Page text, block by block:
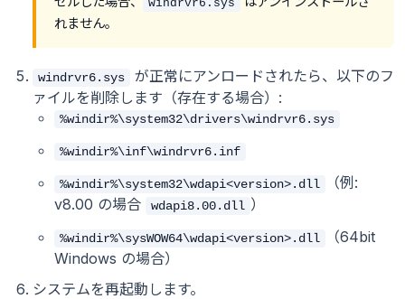
windrvr6.sys
れません。
windrvr6.sys
が正常にアンロードされたら、以下のフ
ァイルを削除します（存在する場合）:
%windir%\system32\drivers\windrvr6.sys
%windir%\inf\windrvr6.inf
%windir%\system32\wdapi<version>.dll
（例:
v8.00 の場合
wdapi8.00.dll ）
%windir%\sysWOW64\wdapi<version>.dll
（64bit
Windows の場合）
システムを再起動します。